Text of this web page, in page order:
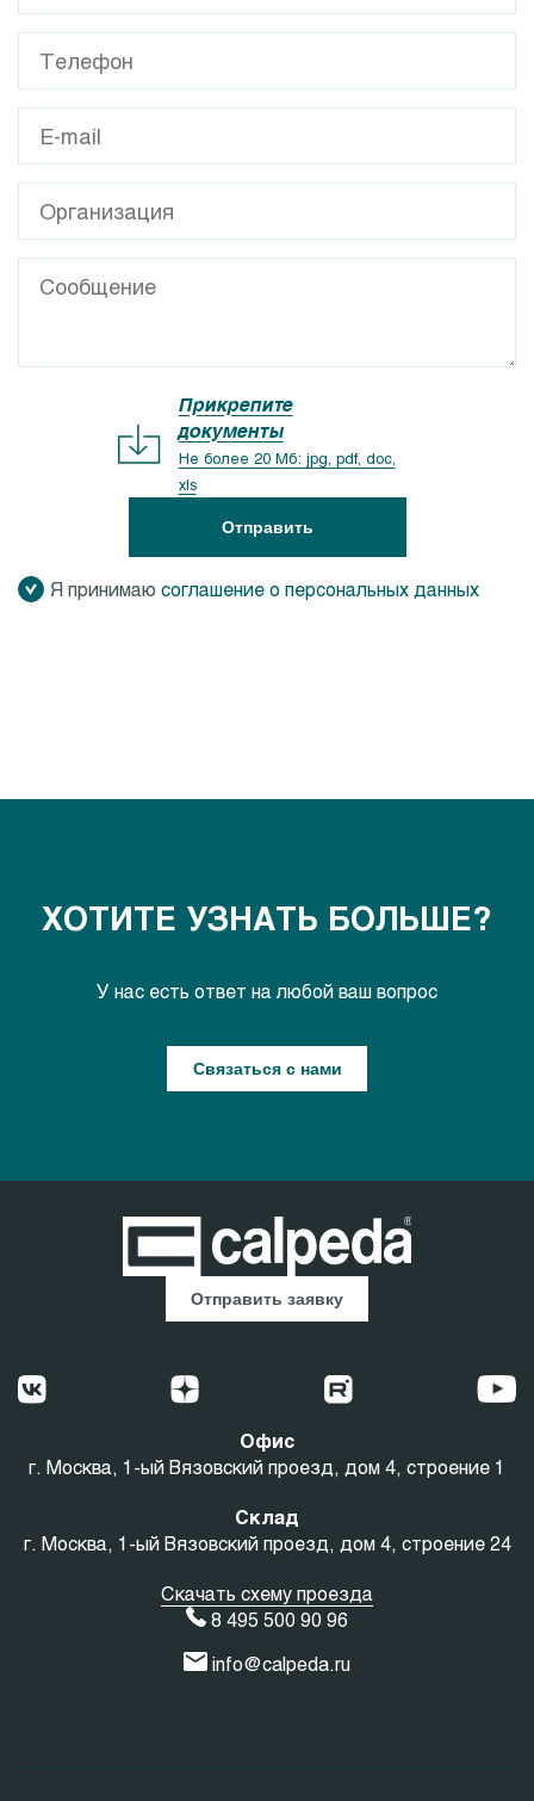
Прикрепите
документы
Не более 20 Мб: jpg, pdf, doc,
xls
Отправить
Я принимаю соглашение о персональных данных
ХОТИТЕ УЗНАТЬ БОЛЬШЕ?
У нас есть ответ на любой ваш вопрос
Связаться с нами
Отправить заявку
Офис
г. Москва, 1-ый Вязовский проезд, дом 4, строение 1
Склад
г. Москва, 1-ый Вязовский проезд, дом 4, строение 24
Скачать схему проезда
8 495 500 90 96
info@calpeda.ru